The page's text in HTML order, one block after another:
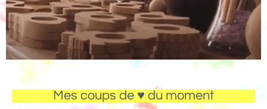
Mes coups de ♥ du moment